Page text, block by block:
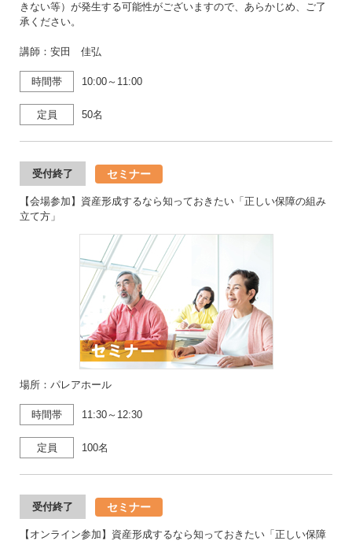
きない等）が発生する可能性がございますので、あらかじめ、ご了
承ください。
講師：安田 佳弘
時間帯 10:00～11:00
定員 50名
受付終了 セミナー
【会場参加】資産形成するなら知っておきたい「正しい保障の組み
立て方」
場所：パレアホール
時間帯 11:30～12:30
定員 100名
受付終了 セミナー
【オンライン参加】資産形成するなら知っておきたい「正しい保障